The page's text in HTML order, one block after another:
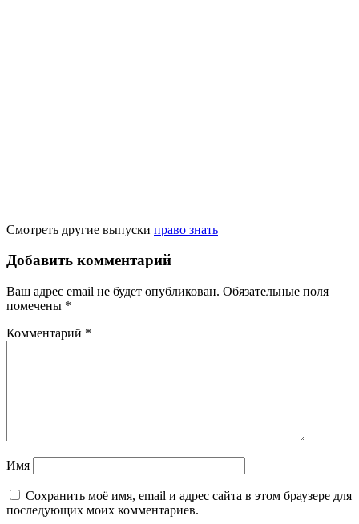
Смотреть другие выпуски право знать
Добавить комментарий
Ваш адрес email не будет опубликован. Обязательные поля
помечены *
Комментарий *
Имя
Сохранить моё имя, email и адрес сайта в этом браузере для
последующих моих комментариев.